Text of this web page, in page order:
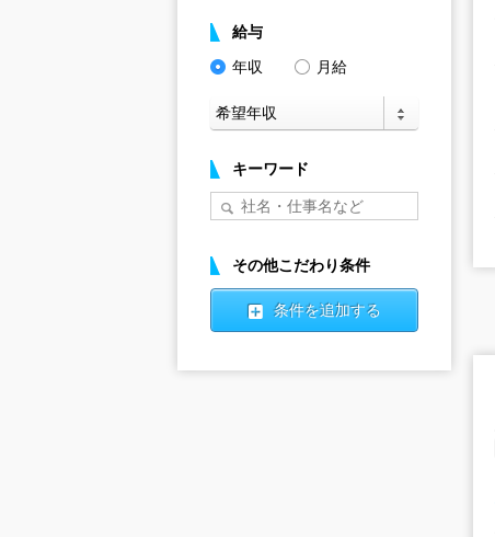
給与
年収
月給
キーワード
その他こだわり条件
条件を追加する